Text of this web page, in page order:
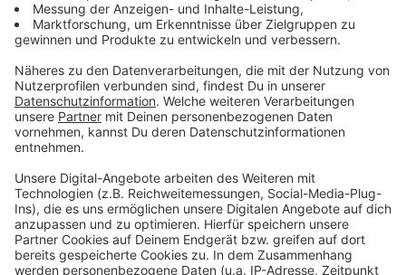
Kamp-Lintfort extrem angespannt. Der aktuelle
Haushalt schließt mit einem Minus von rund 4,8
Landscheidt liegt dieses Defizit vor allem an
Aufgaben, die Bund und Land der Stadt übertragen,
ohne diese ausreichend zu finanzieren. Stadtkämmerer
Martin Notthoff fordert deshalb, dass höhere
Leistungen auch die Kosten übernehmen müssen.
Anzeige